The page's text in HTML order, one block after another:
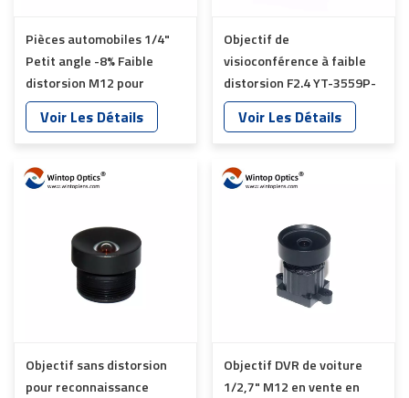
Pièces automobiles 1/4"
Petit angle -8% Faible
distorsion M12 pour
panorama de véhicule YT-
6031-A8
Voir Les Détails
Objectif de
visioconférence à faible
distorsion F2.4 YT-3559P-
C8
Voir Les Détails
Objectif sans distorsion
pour reconnaissance
Objectif DVR de voiture
1/2,7" M12 en vente en